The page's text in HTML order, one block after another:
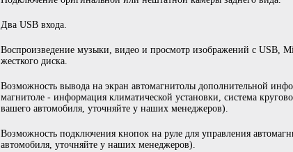
Два USB входа.
Воспроизведение музыки, видео и просмотр изображений с USB,
жесткого диска.
Возможность вывода на экран автомагнитолы дополнительной
магнитоле - информация климатической установки, система
вашего автомобиля, уточняйте у наших менеджеров).
Возможность подключения кнопок на руле для управления
автомобиля, уточняйте у наших менеджеров).